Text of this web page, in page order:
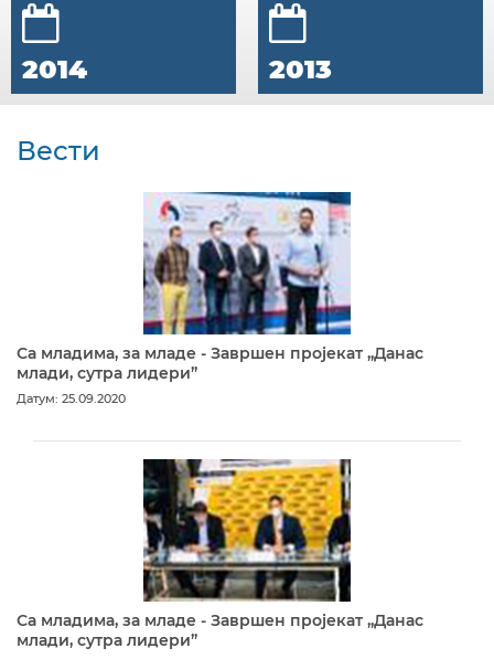
2014 2013
Вести
Са младима, за младе - Завршен пројекат „Данас
млади, сутра лидери”
Датум: 25.09.2020
Са младима, за младе - Завршен пројекат „Данас
млади, сутра лидери”